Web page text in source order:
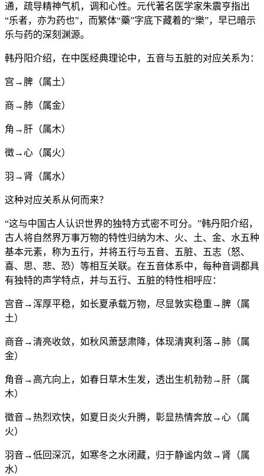
通，疏导精神气机，调和心性。元代著名医学家朱震亨指出
“乐者，亦为药也”，而繁体“藥”字底下藏着的“樂”，早已暗示
乐与药的深刻渊源。
韩丹阳介绍，在中医经典理论中，五音与五脏的对应关系为：
宫→脾（属土）
商→肺（属金）
角→肝（属木）
徵→心（属火）
羽→肾（属水）
这种对应关系从何而来？
“这与中国古人认识世界的独特方式密不可分。”韩丹阳介绍，
古人将自然界万事万物的特性归纳为木、火、土、金、水五种
基本元素，称为五行，并将五行与五音、五脏、五志（怒、
喜、思、悲、恐）等相互关联。在五音体系中，每种音调都具
有独特的声学特点，并与五行、五脏的特性相呼应：
宫音→浑厚平稳，如长夏承载万物，尽显敦实稳重→脾（属
土）
商音→清亮收敛，如秋风萧瑟肃降，体现清爽利落→肺（属
金）
角音→高亢向上，如春日草木生发，透出生机勃勃→肝（属
木）
徵音→热烈欢快，如夏日炎火升腾，彰显热情奔放→心（属
火）
羽音→低回深沉，如寒冬之水闭藏，归于静谧内敛→肾（属
水）